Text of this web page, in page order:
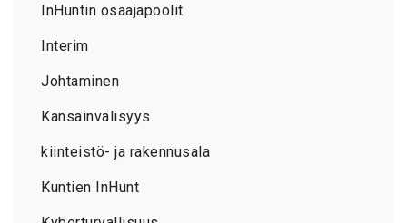
InHuntin osaajapoolit
Interim
Johtaminen
Kansainvälisyys
kiinteistö- ja rakennusala
Kuntien InHunt